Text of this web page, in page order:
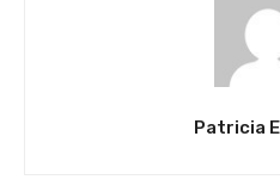
Patricia